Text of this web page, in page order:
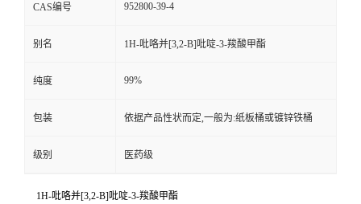
CAS编号 952800-39-4
别名 1H-吡咯并[3,2-B]吡啶-3-羧酸甲酯
纯度 99%
包装 依据产品性状而定,一般为:纸板桶或镀锌铁桶
级别 医药级
1H-吡咯并[3,2-B]吡啶-3-羧酸甲酯